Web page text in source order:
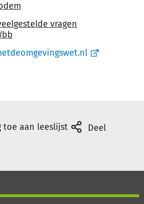
vragen
toe aan leeslijst Deel